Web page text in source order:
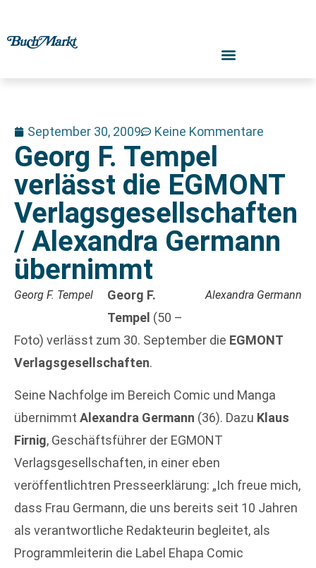
September 30, 2009 Keine Kommentare
Georg F. Tempel
verlässt die EGMONT
Verlagsgesellschaften
/ Alexandra Germann
übernimmt
Georg F. Tempel Alexandra Germann
Georg F.
Tempel (50 –
Foto) verlässt zum 30. September die EGMONT
Verlagsgesellschaften.
Seine Nachfolge im Bereich Comic und Manga
übernimmt Alexandra Germann (36). Dazu Klaus
Firnig, Geschäftsführer der EGMONT
Verlagsgesellschaften, in einer eben
veröffentlichtren Presseerklärung: „Ich freue mich,
dass Frau Germann, die uns bereits seit 10 Jahren
als verantwortliche Redakteurin begleitet, als
Programmleiterin die Label Ehapa Comic